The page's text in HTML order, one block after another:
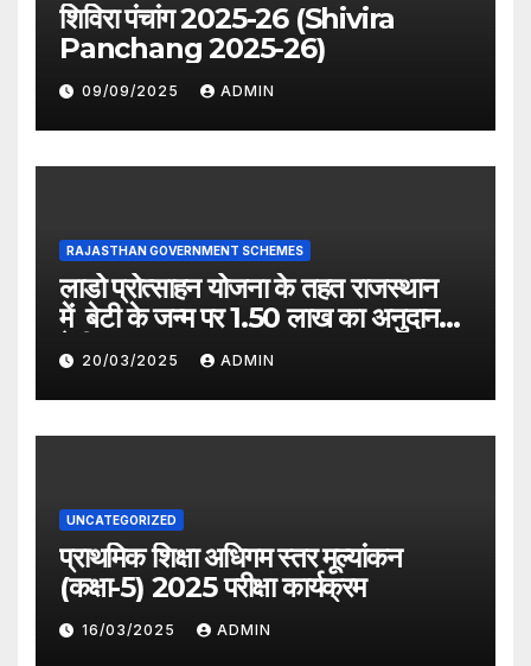
शिविरा पंचांग 2025-26 (Shivira
Panchang 2025-26)
09/09/2025 ADMIN
RAJASTHAN GOVERNMENT SCHEMES
लाडो प्रोत्साहन योजना के तहत राजस्थान
में बेटी के जन्म पर 1.50 लाख का अनुदान
देगी सरकार
20/03/2025 ADMIN
UNCATEGORIZED
प्राथमिक शिक्षा अधिगम स्तर मूल्यांकन
(कक्षा-5) 2025 परीक्षा कार्यक्रम
16/03/2025 ADMIN